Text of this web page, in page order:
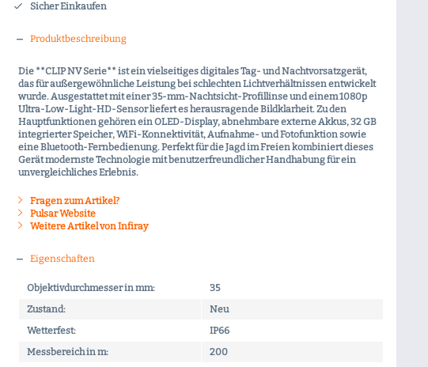
Sicher Einkaufen
Produktbeschreibung
Die **CLIP NV Serie** ist ein vielseitiges digitales Tag- und Nachtvorsatzgerät,
das für außergewöhnliche Leistung bei schlechten Lichtverhältnissen entwickelt
wurde. Ausgestattet mit einer 35-mm-Nachtsicht-Profillinse und einem 1080p
Ultra-Low-Light-HD-Sensor liefert es herausragende Bildklarheit. Zu den
Hauptfunktionen gehören ein OLED-Display, abnehmbare externe Akkus, 32 GB
integrierter Speicher, WiFi-Konnektivität, Aufnahme- und Fotofunktion sowie
eine Bluetooth-Fernbedienung. Perfekt für die Jagd im Freien kombiniert dieses
Gerät modernste Technologie mit benutzerfreundlicher Handhabung für ein
unvergleichliches Erlebnis.
Fragen zum Artikel?
Pulsar Website
Weitere Artikel von Infiray
Eigenschaften
Objektivdurchmesser in mm:
35
Zustand:
Neu
Wetterfest:
IP66
Messbereich in m:
200